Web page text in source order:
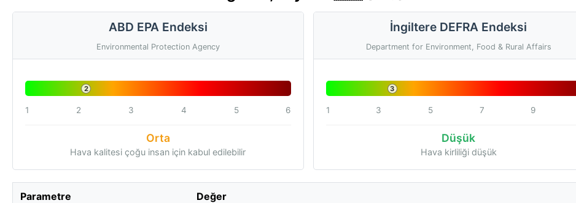
ABD EPA Endeksi
Environmental Protection Agency
2
1 2 3 4 5 6
Orta
Hava kalitesi çoğu insan için kabul edilebilir
İngiltere DEFRA Endeksi
Department for Environment, Food & Rural Affairs
3
1 3 5 7 9
Düşük
Hava kirliliği düşük
Parametre Değer